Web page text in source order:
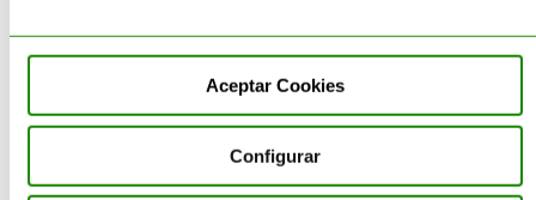
Aceptar Cookies
Configurar
Reciclaje
Residuos Peligrosos